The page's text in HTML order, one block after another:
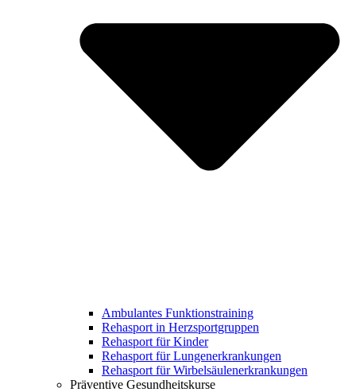
Ambulantes Funktionstraining
Rehasport in Herzsportgruppen
Rehasport für Kinder
Rehasport für Lungenerkrankungen
Rehasport für Wirbelsäulenerkrankungen
Präventive Gesundheitskurse